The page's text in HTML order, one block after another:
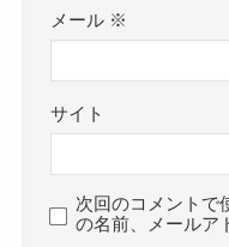
メール ※
サイト
次回のコメントで
の名前、メールア